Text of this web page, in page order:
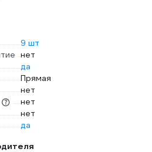
9 шт
нет
да
Прямая
нет
нет
нет
да